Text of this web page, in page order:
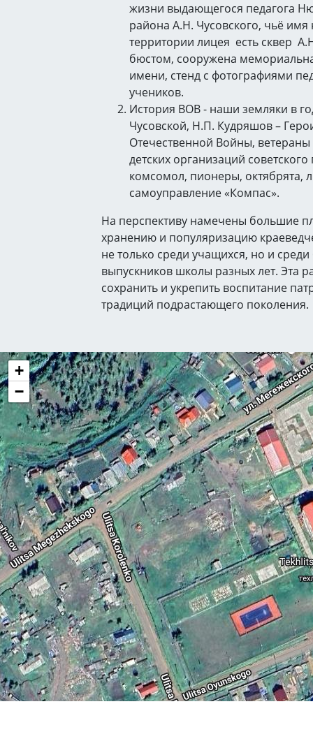
жизни выдающегося педагога
района А.Н. Чусовского, чьё
территории лицея есть сквер
бюстом, сооружена
имени, стенд с фотографиями
учеников.
История ВОВ - наши земляки в
Чусовской, Н.П. Кудряшов –
Отечественной Войны,
детских организаций
комсомол, пионеры, октябрята,
самоуправление «Компас».
На перспективу намечены большие
хранению и популяризацию
не только среди учащихся, но и
выпускников школы разных лет. Эта
сохранить и укрепить воспитание
традиций подрастающего
+
−